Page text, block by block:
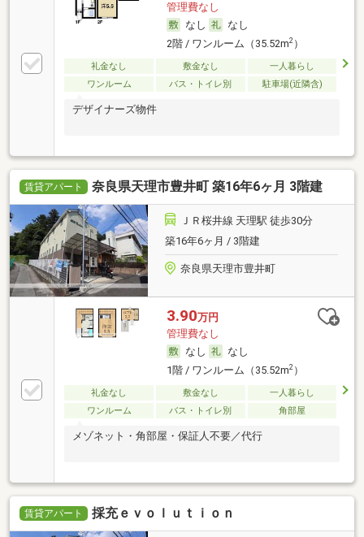
管理費なし
なし
なし
2階 / ワンルーム（35.52m2）
礼金なし 敷金なし
一人暮らし
ワンルーム
バス・トイレ別 駐車場(近隣含)
デザイナーズ物件
賃貸アパート 奈良県天理市豊井町 築16年6ヶ月 3階建
ＪＲ桜井線 天理駅 徒歩30分
築16年6ヶ月 / 3階建
奈良県天理市豊井町
3.90万円
管理費なし
なし
なし
1階 / ワンルーム（35.52m2）
礼金なし 敷金なし
一人暮らし
ワンルーム
バス・トイレ別 角部屋
メゾネット・角部屋・保証人不要／代行
賃貸アパート 採充ｅｖｏｌｕｔｉｏｎ